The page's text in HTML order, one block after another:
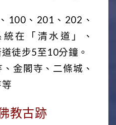
100、201、202、
在「清水道」、
徒步5至10分鐘。
金閣寺、二條城、
教古跡